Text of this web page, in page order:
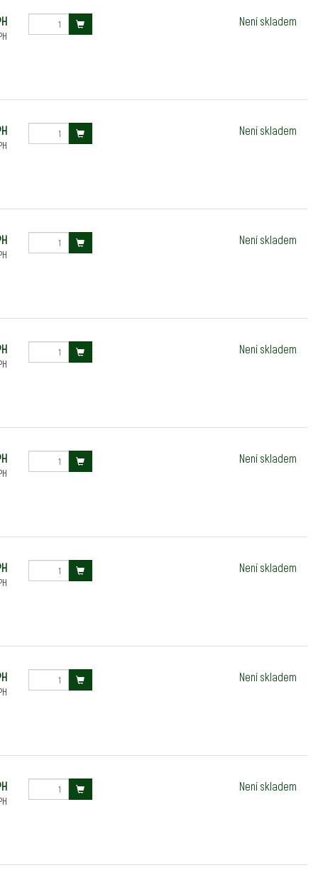
Není skladem
Není skladem
Není skladem
Není skladem
Není skladem
Není skladem
Není skladem
Není skladem